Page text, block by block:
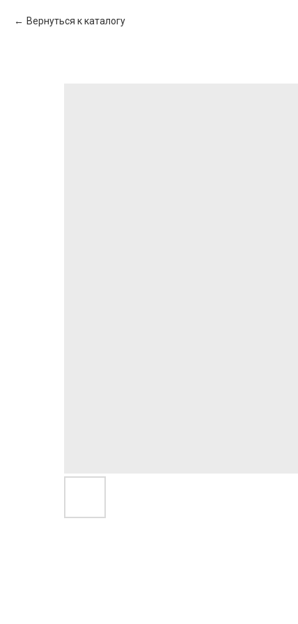
Вернуться к каталогу